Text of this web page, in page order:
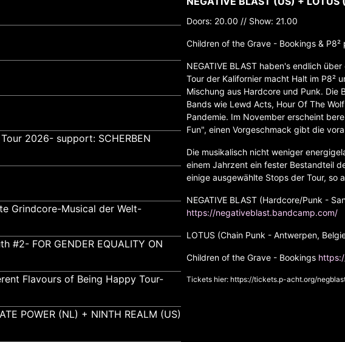
2026- support: SCHERBEN
Grindcore-Musical der Welt-
#2- FOR GENDER EQUALITY ON
Flavours of Being Happy Tour-
POWER (NL) + NINTH REALM (US)
Doors: 20.00 // Show: 21.00
Children of the Grave - Bookings & P8²
NEGATIVE BLAST haben's endlich
Tour der Kalifornier macht Halt im P8²
Mischung aus Hardcore und Punk. Die
Bands wie Lewd Acts, Hour Of The
Pandemie. Im November erscheint
Fun", einen Vorgeschmack gibt die
Die musikalisch nicht weniger
einem Jahrzent ein fester Bestandteil
einige ausgewählte Stops der Tour, so
NEGATIVE BLAST (Hardcore/Punk -
https://negativeblast.bandcamp.com/
LOTUS (Chain Punk - Antwerpen,
Children of the Grave - Bookings
Tickets hier: https://tickets.p-acht.org/